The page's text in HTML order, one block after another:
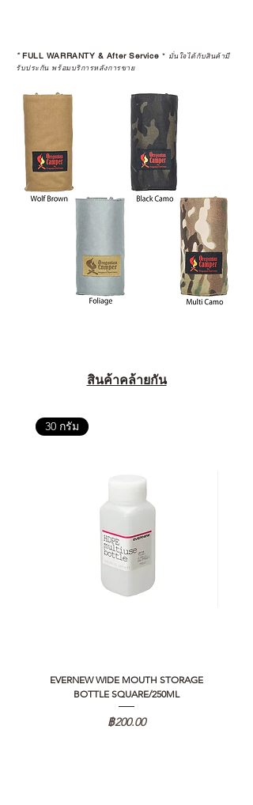
*FULL WARRANTY & After Service * มั่นใจได้กับสินค้ามี
รับประกัน พร้อมบริการหลังการขาย
สินค้าคล้ายกัน
30 กรัม
EVERNEW WIDE MOUTH STORAGE
BOTTLE SQUARE/250ML
ราคา
฿200.00